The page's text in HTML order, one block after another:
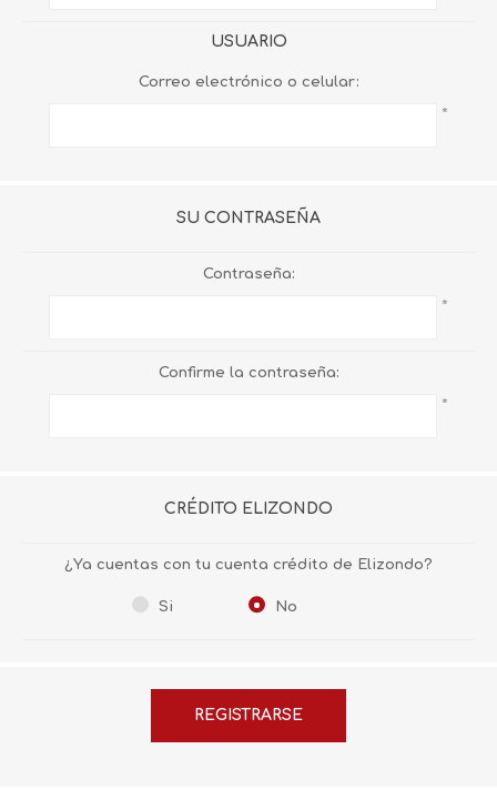
USUARIO
Correo electrónico o celular:
*
SU CONTRASEÑA
Contraseña:
*
Confirme la contraseña:
*
CRÉDITO ELIZONDO
¿Ya cuentas con tu cuenta crédito de Elizondo?
Si No